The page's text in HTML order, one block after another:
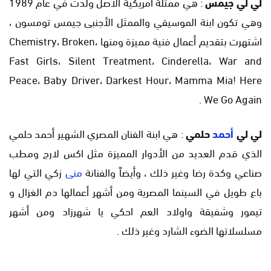
وهي تكون ابنة الموسيقي والممثل الأجنبى جيمس تومسون ،
اشتهرت بتقديم أعمال فنية مميزة ومنها Chemistry، Broken،
Fast Girls، Silent Treatment، Cinderella، War and
Peace، Baby Driver، Darkest Hour، Mamma Mia! Here
We Go Again .
لي ليأحمدحلمي: هي ابنة الفنان المصري الشهير أحمد حلمي
الذي قدم العديد من الأدوار المميزة مثل اكس لارج ومطب
صناعي وكدة رضا وغير ذلك ، وأيضاً والفنانةمنى زكي التي لها
باع طويل في السينما المصرية ومن أشهر أعمالها دم الغزال و
تيمور وشفيقة واولاد العم احكي يا شهرزاد ومن أشهر
مسلسلاتها الضوء الشارد وغير ذلك .